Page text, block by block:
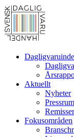
Aktuellt
Nyheter
Pressrum
Remisser
Fokusområden